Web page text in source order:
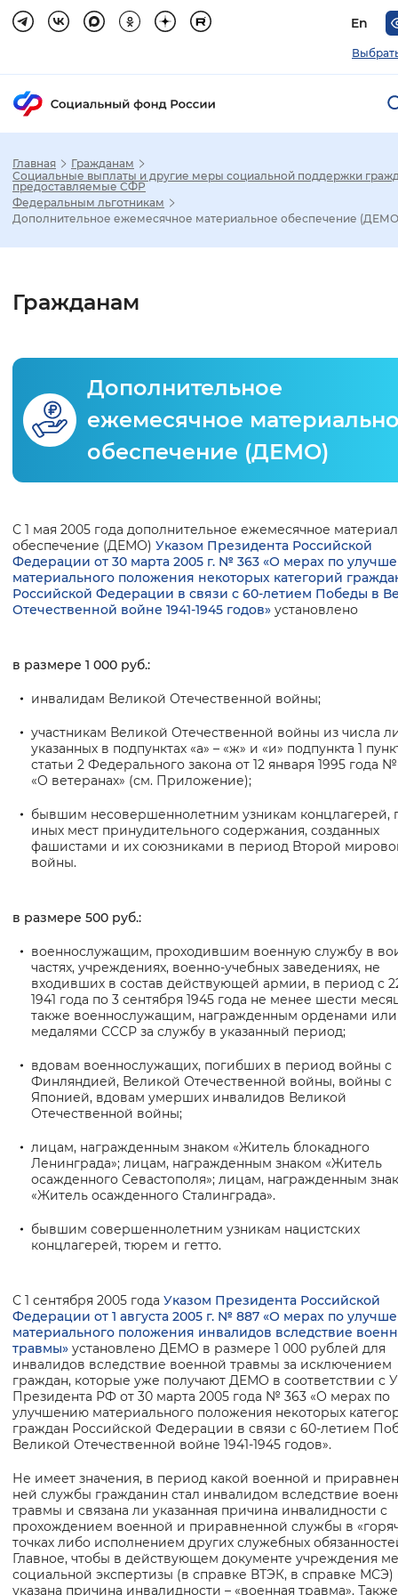
En
Настройка режима отображения
Стандартный
Без засечек С засечками
Интервал между буквами
Увеличенный
Монохромный Инверсивный
Синий фон
Включены
Воспроизвести Остановить
Вернуть стандартные настройки
Главная
Гражданам
Социальные выплаты и другие меры социальной поддержки
предоставляемые СФР
Федеральным льготникам
Дополнительное ежемесячное материальное обеспечение
Гражданам
Дополнительное
ежемесячное
обеспечение (ДЕМО)
Основная
информация
С 1 мая 2005 года дополнительное ежемесячное
обеспечение (ДЕМО) Указом Президента Российской
Федерации от 30 марта 2005 г. № 363 «О мерах по
материального положения некоторых категорий
Российской Федерации в связи с 60-летием Победы в
Отечественной войне 1941-1945 годов» установлено
в размере 1 000 руб.:
инвалидам Великой Отечественной войны;
участникам Великой Отечественной войны из числа
указанных в подпунктах «а» – «ж» и «и» подпункта 1
статьи 2 Федерального закона от 12 января 1995 года
«О ветеранах» (см. Приложение);
бывшим несовершеннолетним узникам концлагерей,
иных мест принудительного содержания, созданных
фашистами и их союзниками в период Второй
войны.
в размере 500 руб.:
военнослужащим, проходившим военную службу в
частях, учреждениях, военно-учебных заведениях, не
входивших в состав действующей армии, в период с
1941 года по 3 сентября 1945 года не менее шести
также военнослужащим, награжденным орденами или
медалями СССР за службу в указанный период;
вдовам военнослужащих, погибших в период войны с
Финляндией, Великой Отечественной войны, войны с
Японией, вдовам умерших инвалидов Великой
Отечественной войны;
лицам, награжденным знаком «Житель блокадного
Ленинграда»; лицам, награжденным знаком «Житель
осажденного Севастополя»; лицам, награжденным
«Житель осажденного Сталинграда».
бывшим совершеннолетним узникам нацистских
концлагерей, тюрем и гетто.
С 1 сентября 2005 года Указом Президента Российской
Федерации от 1 августа 2005 г. № 887 «О мерах по
материального положения инвалидов вследствие
травмы» установлено ДЕМО в размере 1 000 рублей для
инвалидов вследствие военной травмы за исключением
граждан, которые уже получают ДЕМО в соответствии с
Президента РФ от 30 марта 2005 года № 363 «О мерах по
улучшению материального положения некоторых
граждан Российской Федерации в связи с 60-летием
Великой Отечественной войне 1941-1945 годов».
Не имеет значения, в период какой военной и
ней службы гражданин стал инвалидом вследствие
травмы и связана ли указанная причина инвалидности с
прохождением военной и приравненной службы в
точках либо исполнением других служебных
Главное, чтобы в действующем документе учреждения
социальной экспертизы (в справке ВТЭК, в справке МСЭ)
указана причина инвалидности – «военная травма».